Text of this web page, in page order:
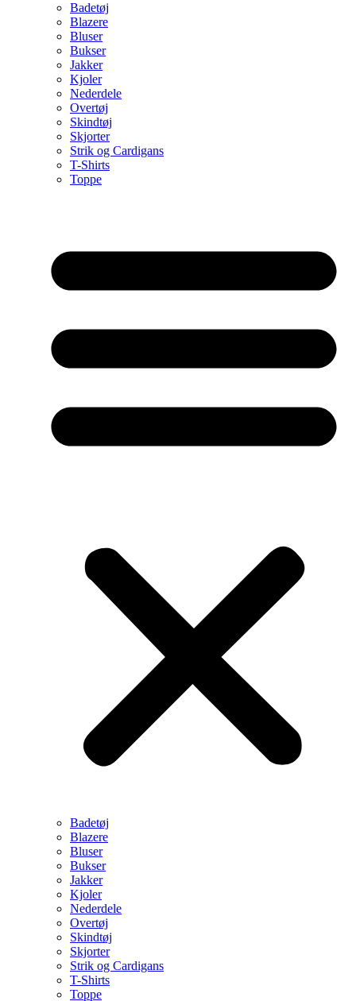
Badetøj
Blazere
Bluser
Bukser
Jakker
Kjoler
Nederdele
Overtøj
Skindtøj
Skjorter
Strik og Cardigans
T-Shirts
Toppe
Badetøj
Blazere
Bluser
Bukser
Jakker
Kjoler
Nederdele
Overtøj
Skindtøj
Skjorter
Strik og Cardigans
T-Shirts
Toppe